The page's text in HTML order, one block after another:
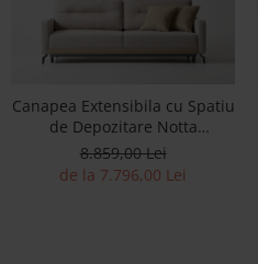
Canapea Extensibila cu Spatiu
de Depozitare Notta
Personalizabila 196-236cm Stil
Contemporan Tapiterie Stofa
8.859,00 Lei
de la 7.796,00 Lei